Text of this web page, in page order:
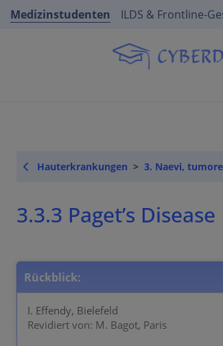
Medizinstudenten ILDS & Frontline-
Hauterkrankungen 3. Naevi,
3.3.3 Paget’s Disease
Rückblick:
I. Effendy, Bielefeld
Revidiert von: M. Bagot, Paris